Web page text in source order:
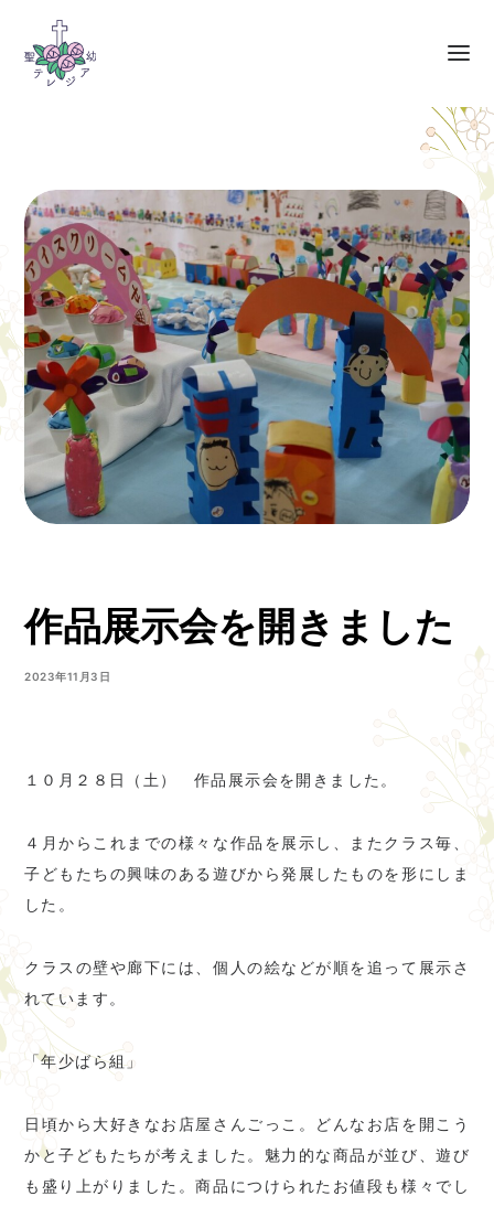
作品展示会を開きました
2023年11月3日
１０月２８日（土） 作品展示会を開きました。
４月からこれまでの様々な作品を展示し、またクラス毎、
子どもたちの興味のある遊びから発展したものを形にしま
した。
クラスの壁や廊下には、個人の絵などが順を追って展示さ
れています。
「年少ばら組」
日頃から大好きなお店屋さんごっこ。どんなお店を開こう
かと子どもたちが考えました。魅力的な商品が並び、遊び
も盛り上がりました。商品につけられたお値段も様々でし